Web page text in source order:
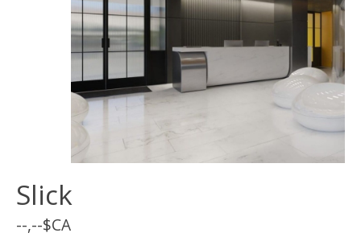
Slick
--,--$CA